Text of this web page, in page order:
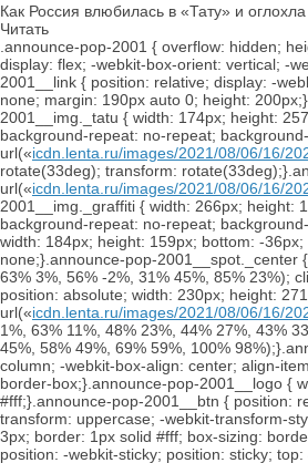
Как Россия влюбилась в «Тату» и
Читать
.announce-pop-2001 { overflow: hidden;
display: flex; -webkit-box-orient: vertical; -
2001__link { position: relative; display: -
none; margin: 190px auto 0; height:
2001__img._tatu { width: 174px; height:
background-repeat: no-repeat;
url(«icdn.lenta.ru/images/2021/08/06/16/
rotate(33deg); transform:
url(«icdn.lenta.ru/images/2021/08/06/16/
2001__img._graffiti { width: 266px; height:
background-repeat: no-repeat;
width: 184px; height: 159px; bottom: -
none;}.announce-pop-2001__spot._center
63% 3%, 56% -2%, 31% 45%, 85% 23%);
position: absolute; width: 230px; height:
url(«icdn.lenta.ru/images/2021/08/06/16/